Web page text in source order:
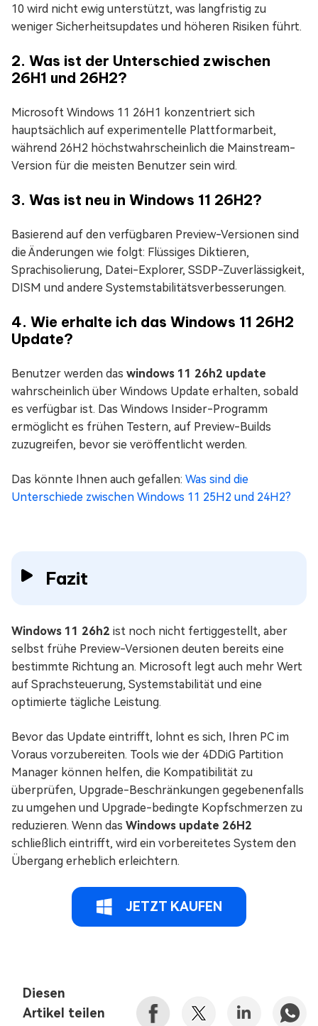
10 wird nicht ewig unterstützt, was langfristig zu
weniger Sicherheitsupdates und höheren Risiken führt.
2. Was ist der Unterschied zwischen
26H1 und 26H2?
Microsoft Windows 11 26H1 konzentriert sich
hauptsächlich auf experimentelle Plattformarbeit,
während 26H2 höchstwahrscheinlich die Mainstream-
Version für die meisten Benutzer sein wird.
3. Was ist neu in Windows 11 26H2?
Basierend auf den verfügbaren Preview-Versionen sind
die Änderungen wie folgt: Flüssiges Diktieren,
Sprachisolierung, Datei-Explorer, SSDP-Zuverlässigkeit,
DISM und andere Systemstabilitätsverbesserungen.
4. Wie erhalte ich das Windows 11 26H2
Update?
Benutzer werden das windows 11 26h2 update
wahrscheinlich über Windows Update erhalten, sobald
es verfügbar ist. Das Windows Insider-Programm
ermöglicht es frühen Testern, auf Preview-Builds
zuzugreifen, bevor sie veröffentlicht werden.
Das könnte Ihnen auch gefallen: Was sind die
Unterschiede zwischen Windows 11 25H2 und 24H2?
Fazit
Windows 11 26h2 ist noch nicht fertiggestellt, aber
selbst frühe Preview-Versionen deuten bereits eine
bestimmte Richtung an. Microsoft legt auch mehr Wert
auf Sprachsteuerung, Systemstabilität und eine
optimierte tägliche Leistung.
Bevor das Update eintrifft, lohnt es sich, Ihren PC im
Voraus vorzubereiten. Tools wie der 4DDiG Partition
Manager können helfen, die Kompatibilität zu
überprüfen, Upgrade-Beschränkungen gegebenenfalls
zu umgehen und Upgrade-bedingte Kopfschmerzen zu
reduzieren. Wenn das Windows update 26H2
schließlich eintrifft, wird ein vorbereitetes System den
Übergang erheblich erleichtern.
JETZT KAUFEN
Diesen
Artikel teilen